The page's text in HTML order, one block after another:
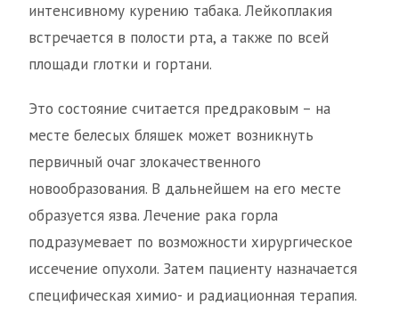
интенсивному курению табака. Лейкоплакия
встречается в полости рта, а также по всей
площади глотки и гортани.
Это состояние считается предраковым – на
месте белесых бляшек может возникнуть
первичный очаг злокачественного
новообразования. В дальнейшем на его месте
образуется язва. Лечение рака горла
подразумевает по возможности хирургическое
иссечение опухоли. Затем пациенту назначается
специфическая химио- и радиационная терапия.